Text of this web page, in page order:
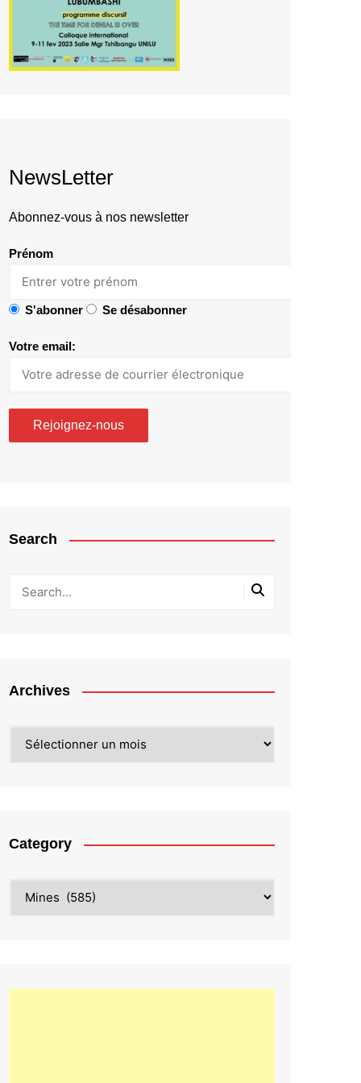
NewsLetter
Abonnez-vous à nos newsletter
Prénom
S'abonner Se désabonner
Votre email:
Search
Archives
Category